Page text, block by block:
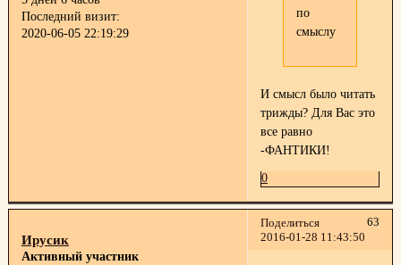
Последний визит:
2020-06-05 22:19:29
по
смыслу
И смысл было читать
трижды? Для Вас это
все равно
-ФАНТИКИ!
0
Поделиться
63
2016-01-28 11:43:50
Ирусик
Активный участник